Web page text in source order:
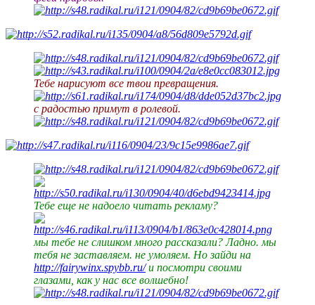
Тебе нарисуют все твои превращения.
с радостью примут в ролевой.
Тебе еще не надоело читать рекламу?
мы тебе не слишком много рассказали? Ладно. мы
тебя не заставляем. не умоляем. Но зайди на
http://fairywinx.spybb.ru/и посмотри своими
глазами, как у нас все волшебно!